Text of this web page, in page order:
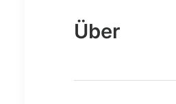
Über